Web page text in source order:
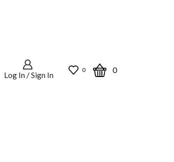
Log In / Sign In
0 0